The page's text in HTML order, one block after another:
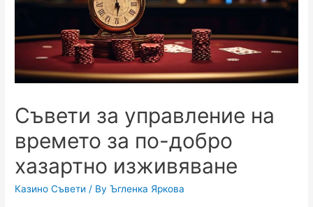
Съвети за управление на
времето за по-добро
хазартно изживяване
Казино Съвети / ByЪгленка Яркова